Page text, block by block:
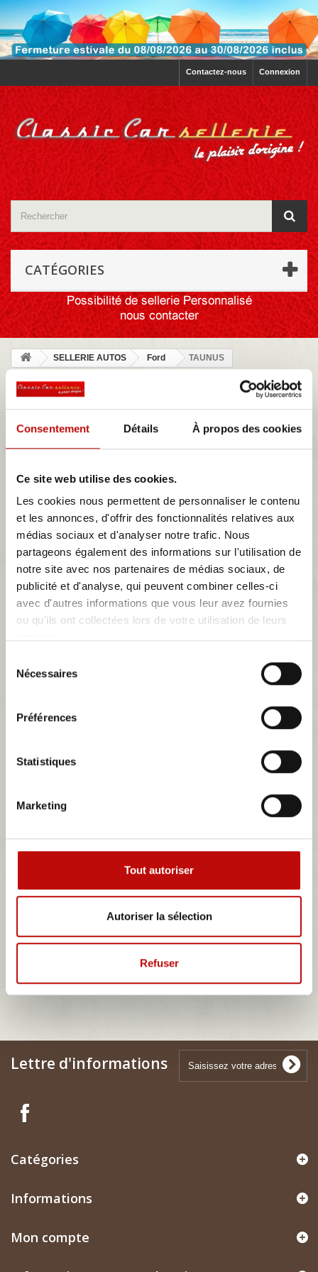
Consentement Détails À propos des cookies
Ce site web utilise des cookies.
Les cookies nous permettent de personnaliser le contenu
et les annonces, d'offrir des fonctionnalités relatives aux
médias sociaux et d'analyser notre trafic. Nous
partageons également des informations sur l'utilisation de
notre site avec nos partenaires de médias sociaux, de
publicité et d'analyse, qui peuvent combiner celles-ci
avec d'autres informations que vous leur avez fournies
ou qu'ils ont collectées lors de votre utilisation de leurs
Nécessaires
Préférences
Statistiques
Marketing
Tout autoriser
Autoriser la sélection
Refuser
Connexion
Contactez-nous
CATÉGORIES
SELLERIE AUTOS Ford TAUNUS
NOTRE MAGASIN
MES DEVIS
TAUNUS
La Ford Taunus est une voiture familiale vendue par Ford en
Allemagne et dans d'autres pays. Les modèles à partir de 1970
sont similaires à la Ford Cortina au Royaume-Uni. La gamme de
modèles a été
Entre 1952 et 1968 toute la production Ford en Allemagne a été
Il n'y a aucun produit dans cette catégorie.
Lettre d'informations
Catégories
Informations
Mon compte